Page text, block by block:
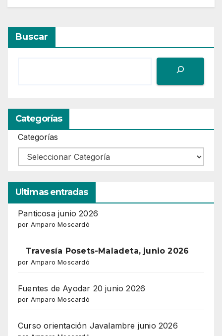
Buscar
Categorías
Categorías
Ultimas entradas
Panticosa junio 2026
por Amparo Moscardó
Travesía Posets-Maladeta, junio 2026
por Amparo Moscardó
Fuentes de Ayodar 20 junio 2026
por Amparo Moscardó
Curso orientación Javalambre junio 2026